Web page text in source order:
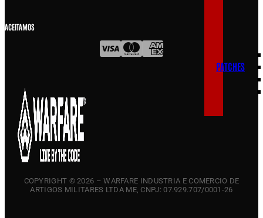
PATCHES
ACEITAMOS
COPYRIGHT © 2026 – WARFARE INDUSTRIA E COMERCIO DE
ARTIGOS MILITARES LTDA ME, CNPJ: 07.929.707/0001-26